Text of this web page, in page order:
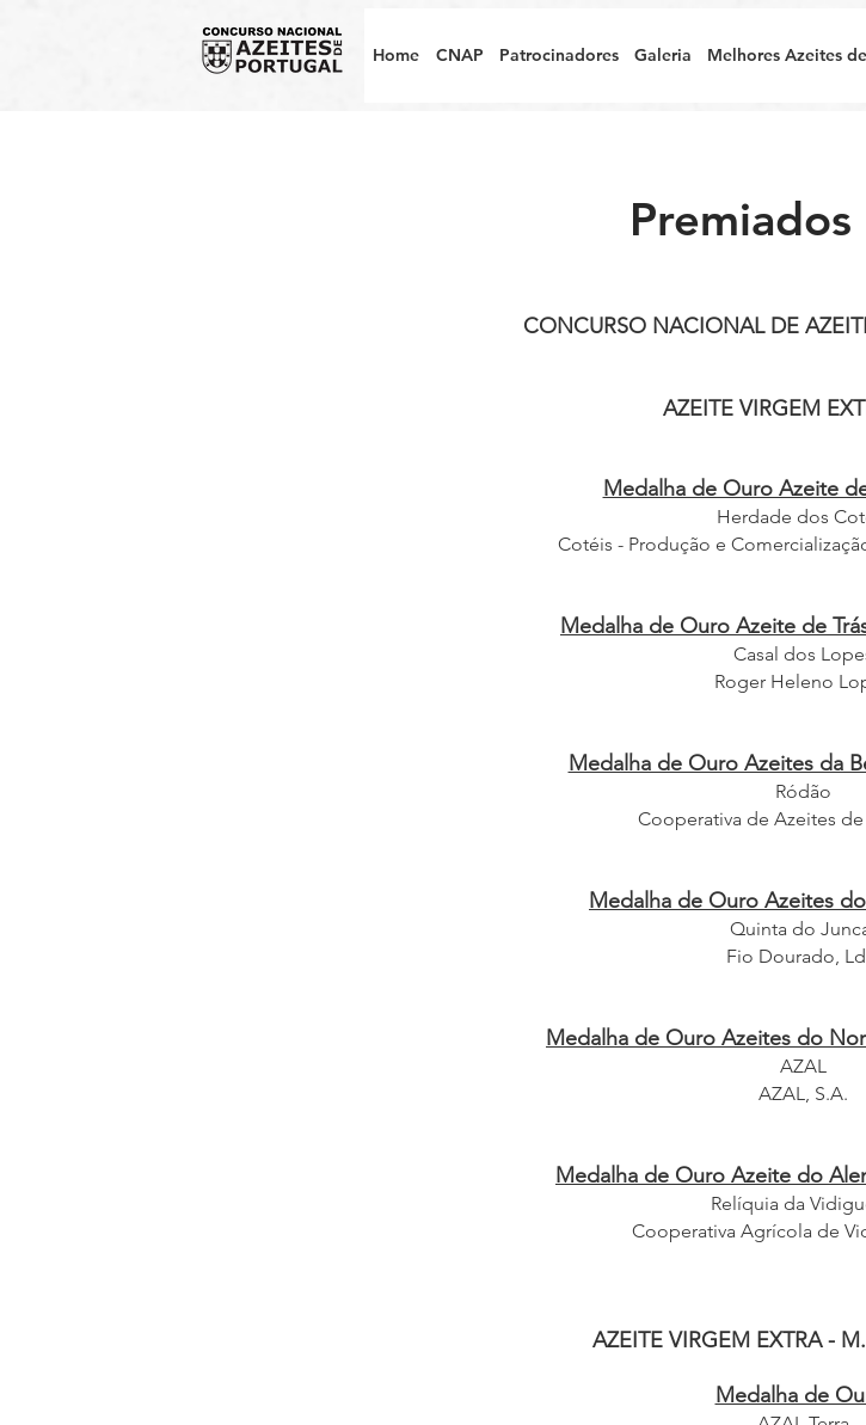
Home CNAP Patrocinadores Galeria Melhores Azeites
CONCURSO NACIONAL DE
AZEITE VIRGEM
Medalha de Ouro Azeite
Herdade dos
Cotéis - Produção e
Medalha de Ouro Azeite de
Casal dos
Roger Heleno
Medalha de Ouro Azeites da
Ródão
Cooperativa de Azeites de
Medalha de Ouro Azeites
Quinta do
Fio Dourado,
Medalha de Ouro Azeites do
AZAL
AZAL, S.A.
Medalha de Ouro Azeite do
Relíquia da
Cooperativa Agrícola de
AZEITE VIRGEM EXTRA -
Medalha de